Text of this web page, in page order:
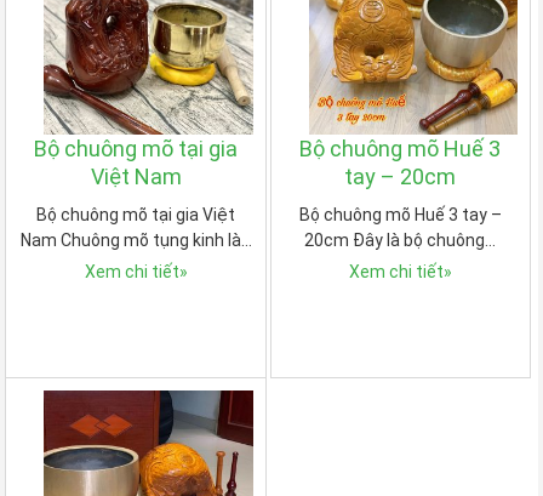
Bộ chuông mõ tại gia
Việt Nam
Bộ chuông mõ tại gia Việt
Nam Chuông mõ tụng kinh là…
Xem chi tiết»
Bộ chuông mõ Huế 3
tay – 20cm
Bộ chuông mõ Huế 3 tay –
20cm Đây là bộ chuông…
Xem chi tiết»